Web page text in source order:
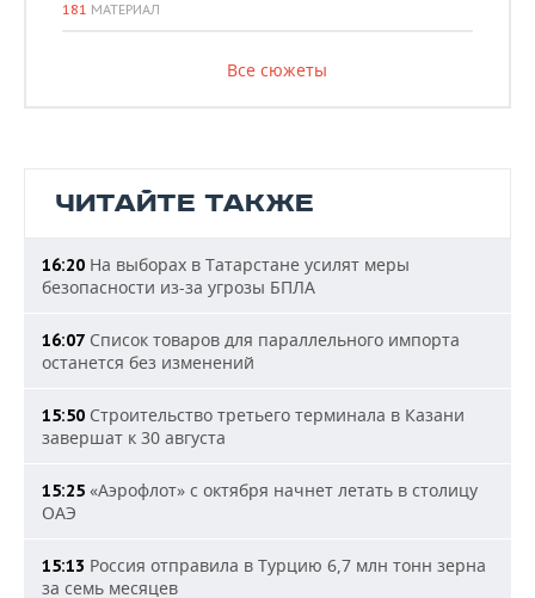
181 МАТЕРИАЛ
Все сюжеты
ЧИТАЙТЕ ТАКЖЕ
16:20 На выборах в Татарстане усилят меры
безопасности из-за угрозы БПЛА
16:07 Список товаров для параллельного импорта
останется без изменений
15:50 Строительство третьего терминала в Казани
завершат к 30 августа
15:25 «Аэрофлот» с октября начнет летать в столицу
ОАЭ
15:13 Россия отправила в Турцию 6,7 млн тонн зерна
за семь месяцев